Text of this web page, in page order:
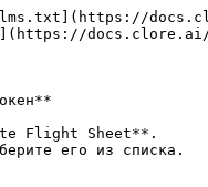
Flight Sheet**.
его из списка.